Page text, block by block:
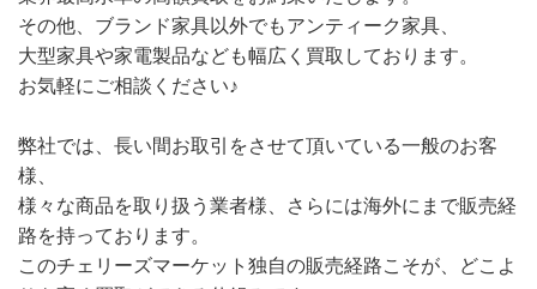
その他、ブランド家具以外でもアンティーク家具、
大型家具や家電製品なども幅広く買取しております。
お気軽にご相談ください♪
弊社では、長い間お取引をさせて頂いている一般のお客
様、
様々な商品を取り扱う業者様、さらには海外にまで販売経
路を持っております。
このチェリーズマーケット独自の販売経路こそが、どこよ